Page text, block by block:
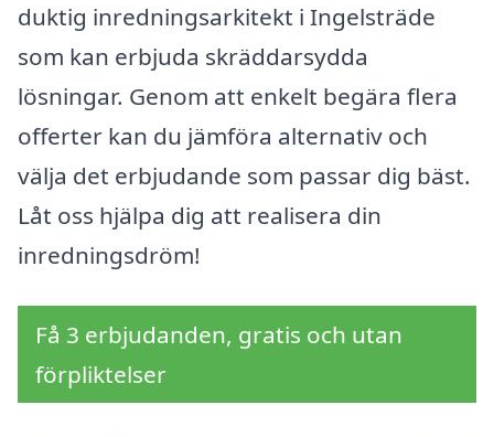
duktig inredningsarkitekt i Ingelsträde
som kan erbjuda skräddarsydda
lösningar. Genom att enkelt begära flera
offerter kan du jämföra alternativ och
välja det erbjudande som passar dig bäst.
Låt oss hjälpa dig att realisera din
inredningsdröm!
Få 3 erbjudanden, gratis och utan
förpliktelser